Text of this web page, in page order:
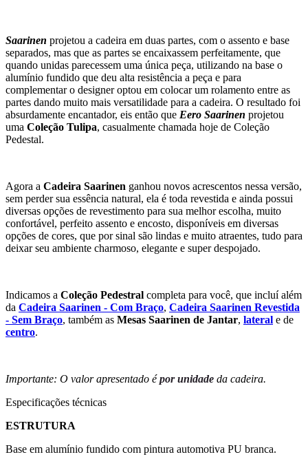
Saarinen projetou a cadeira em duas partes, com o assento e base
separados, mas que as partes se encaixassem perfeitamente, que
quando unidas parecessem uma única peça, utilizando na base o
alumínio fundido que deu alta resistência a peça e para
complementar o designer optou em colocar um rolamento entre as
partes dando muito mais versatilidade para a cadeira. O resultado foi
absurdamente encantador, eis então que Eero Saarinen projetou
uma Coleção Tulipa, casualmente chamada hoje de Coleção
Pedestal.
Agora a Cadeira Saarinen ganhou novos acrescentos nessa versão,
sem perder sua essência natural, ela é toda revestida e ainda possui
diversas opções de revestimento para sua melhor escolha, muito
confortável, perfeito assento e encosto, disponíveis em diversas
opções de cores, que por sinal são lindas e muito atraentes, tudo para
deixar seu ambiente charmoso, elegante e super despojado.
Indicamos a Coleção Pedestral completa para você, que incluí além
da Cadeira Saarinen - Com Braço, Cadeira Saarinen Revestida
- Sem Braço, também as Mesas Saarinen de Jantar, lateral e de
centro.
Importante: O valor apresentado épor unidade da cadeira.
Especificações técnicas
ESTRUTURA
Base em alumínio fundido com pintura automotiva PU branca.